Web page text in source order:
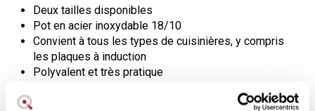
Deux tailles disponibles
Pot en acier inoxydable 18/10
Convient à tous les types de cuisinières, y compris
les plaques à induction
Polyvalent et très pratique